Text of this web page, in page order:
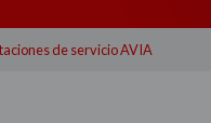
de servicio AVIA